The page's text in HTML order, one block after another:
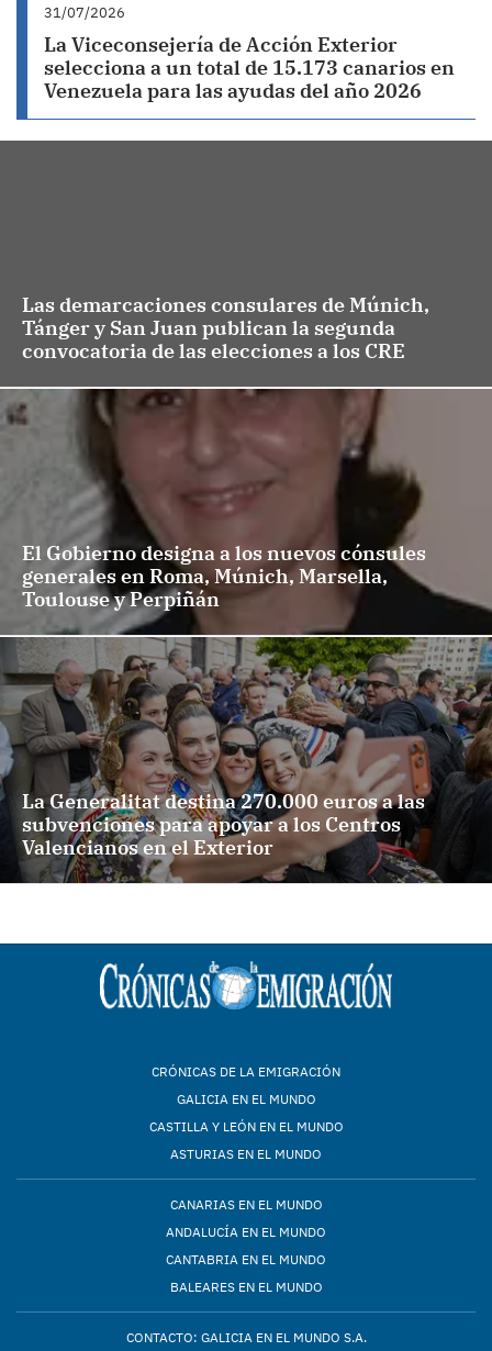
31/07/2026
La Viceconsejería de Acción Exterior
selecciona a un total de 15.173 canarios en
Venezuela para las ayudas del año 2026
Las demarcaciones consulares de Múnich,
Tánger y San Juan publican la segunda
convocatoria de las elecciones a los CRE
El Gobierno designa a los nuevos cónsules
generales en Roma, Múnich, Marsella,
Toulouse y Perpiñán
La Generalitat destina 270.000 euros a las
subvenciones para apoyar a los Centros
Valencianos en el Exterior
CRÓNICAS DE LA EMIGRACIÓN
GALICIA EN EL MUNDO
CASTILLA Y LEÓN EN EL MUNDO
ASTURIAS EN EL MUNDO
CANARIAS EN EL MUNDO
ANDALUCÍA EN EL MUNDO
CANTABRIA EN EL MUNDO
BALEARES EN EL MUNDO
CONTACTO: GALICIA EN EL MUNDO S.A.